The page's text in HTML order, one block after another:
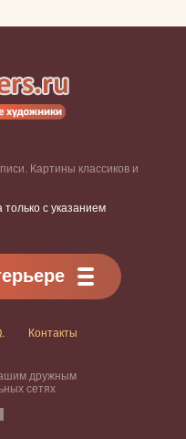
Картины классиков и
с указанием
Контакты
дружным
сетях